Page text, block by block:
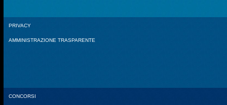
PRIVACY
AMMINISTRAZIONE TRASPARENTE
CONCORSI